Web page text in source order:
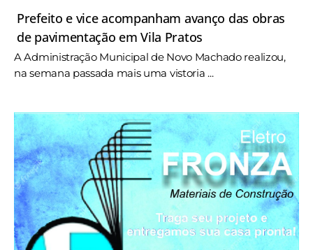
Prefeito e vice acompanham avanço das obras
de pavimentação em Vila Pratos
A Administração Municipal de Novo Machado realizou,
na semana passada mais uma vistoria ...